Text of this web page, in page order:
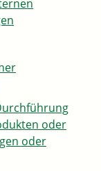
oder
oder